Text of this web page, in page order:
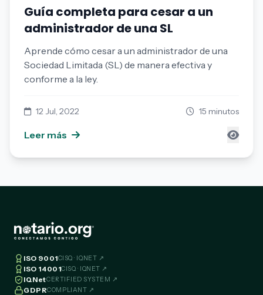
Guía completa para cesar a un
administrador de una SL
Aprende cómo cesar a un administrador de una
Sociedad Limitada (SL) de manera efectiva y
conforme a la ley.
12 Jul, 2022 15 minutos
Leer más
ISO 9001CISQ · IQNET ↗
ISO 14001CISQ · IQNET ↗
IQNetCERTIFIED SYSTEM ↗
GDPRCOMPLIANT ↗